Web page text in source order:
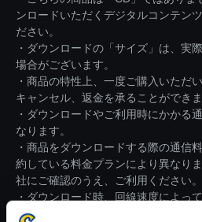
ンロードいただくデジタルコンテン
ださい。
・ダウンロードの「サイズ」は、実
場合がございます。
・商品の特性上、一度ご購入いただ
キャンセル、返金を承ることができま
・ダウンロードやご利用時にかかる
なります。
・商品をダウンロードする際の通信
約している料金プランにより異なり
社にご確認のうえ、ご利用ください。
・ダウンロード時、回線速度によっ
がかかる場合がございます。